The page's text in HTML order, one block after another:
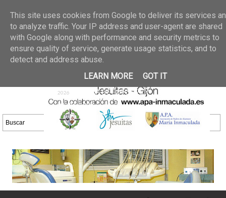
02 jun 2026
GALERIA DE FOTOS
30/05/2026
25 may 2026
GALERIA
DE FOTOS 23/05/2026
20 may
2026
GALERIA DE FOTOS
16/05/2026
DE FOTOS 09/05/2026
28 abr
2026
GALERIA DE FOTOS 25 Y
26/04/2026
This site uses cookies from Google to deliver its services
to analyze traffic. Your IP address and user-agent are shared
with Google along with performance and security metrics to
ensure quality of service, generate usage statistics, and to
detect and address abuse.
LEARN MORE
GOT IT